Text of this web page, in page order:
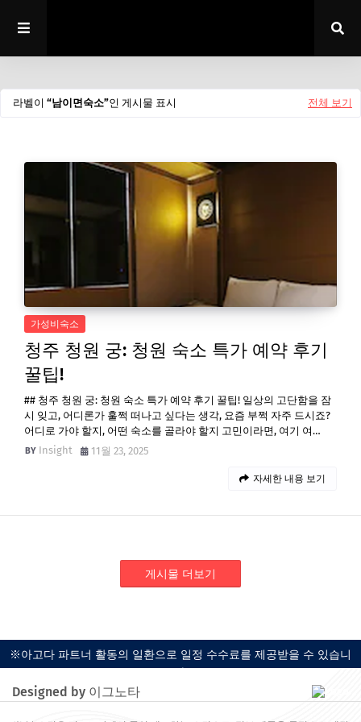
라벨이 남이면숙소 인 게시물 표시 전체 보기
가성비숙소
청주 청원 궁: 청원 숙소 특가 예약 후기
꿀팁!
## 청주 청원 궁: 청원 숙소 특가 예약 후기 꿀팁! 일상의 고단함을 잠
시 잊고, 어디론가 훌쩍 떠나고 싶다는 생각, 요즘 부쩍 자주 드시죠?
어디로 가야 할지, 어떤 숙소를 골라야 할지 고민이라면, 여기 여…
Insight
11월 23, 2025
자세한 내용 보기
게시물 더보기
※아고다 파트너 활동의 일환으로 일정 수수료를 제공받을 수 있습니
다.
Designed by 이그노타